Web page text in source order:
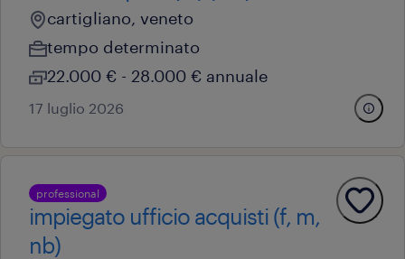
cartigliano, veneto
tempo determinato
22.000 € - 28.000 € annuale
17 luglio 2026
professional
impiegato ufficio acquisti (f, m,
nb)